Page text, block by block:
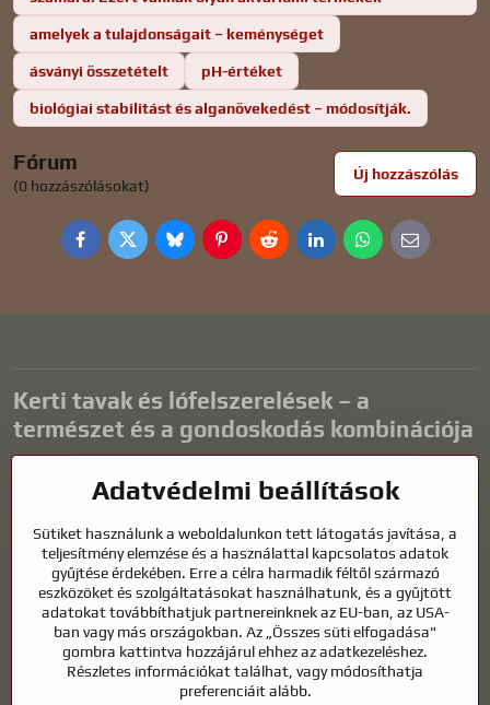
amelyek a tulajdonságait – keménységet
ásványi összetételt pH-értéket
biológiai stabilitást és alganövekedést – módosítják.
Fórum
(0 hozzászólásokat)
Új hozzászólás
FacebookTwitterBlueskyPinterestRedditLinkedInWhatsApp
E-
mail
Kerti tavak és lófelszerelések – a
természet és a gondoskodás kombinációja
harmonikus környezetet teremtenek a kikapcsolódáshoz és a vízi
karbantartás kulcsfontosságú a tiszta vízhez és az egészséges
tóhoz egész évben. Ugyanilyen fontos az életünk részét képező
állatok gondozása is.
A lovaknak kiváló minőségű lovaglófelszerelésre, megfelelő
táplálkozásra és felelősségteljes gondoskodásra van szükségük
ahhoz, hogy egészségesek, erősek és elégedettek legyenek. Legyen
szó lovasok, tenyésztők vagy természetkedvelők felszereléséről, a cél
Adatvédelmi beállítások
Sütiket használunk a weboldalunkon tett látogatás javítása, a
teljesítmény elemzése és a használattal kapcsolatos adatok
gyűjtése érdekében. Erre a célra harmadik féltől származó
eszközöket és szolgáltatásokat használhatunk, és a gyűjtött
adatokat továbbíthatjuk partnereinknek az EU-ban, az USA-
ban vagy más országokban. Az „Összes süti elfogadása"
gombra kattintva hozzájárul ehhez az adatkezeléshez.
Részletes információkat találhat, vagy módosíthatja
preferenciáit alább.